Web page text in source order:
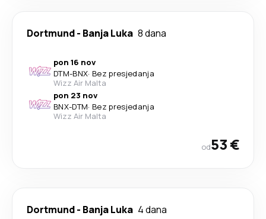
Dortmund- Banja Luka 8 dana
pon 16 nov
DTM-BNX· Bez presjedanja
Wizz Air Malta
pon 23 nov
BNX-DTM· Bez presjedanja
Wizz Air Malta
od53 €
Dortmund- Banja Luka 4 dana